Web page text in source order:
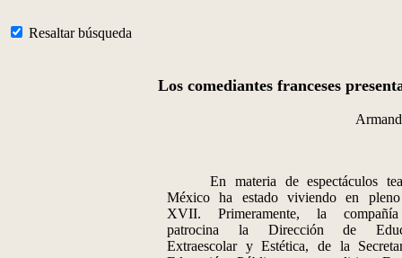
Resaltar búsqueda
Los comediantes franceses
En materia de espectáculos
México ha estado viviendo en
XVII. Primeramente, la
patrocina la Dirección de
Extraescolar y Estética, de la